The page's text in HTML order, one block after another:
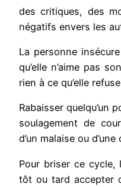
des critiques, des
négatifs envers les
La personne
qu’elle n’aime pas
rien à ce qu’elle
Rabaisser quelqu’un
soulagement de
d’un malaise ou
Pour briser ce cycle,
tôt ou tard accepter